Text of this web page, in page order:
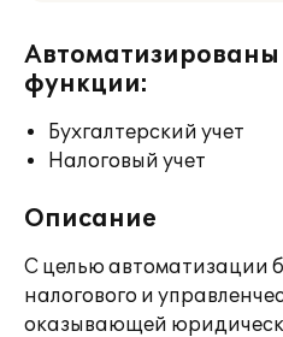
функции:
Бухгалтерский учет
Налоговый учет
Описание
С целью автоматизации
налогового и
оказывающей